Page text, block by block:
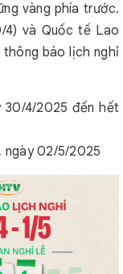
vàng phía trước.
4) và Quốc tế Lao
thông báo lịch nghỉ
30/4/2025 đến hết
ngày 02/5/2025